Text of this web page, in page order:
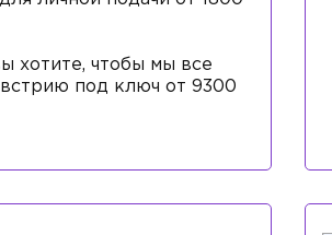
хотите, чтобы мы все
под ключ от 9300